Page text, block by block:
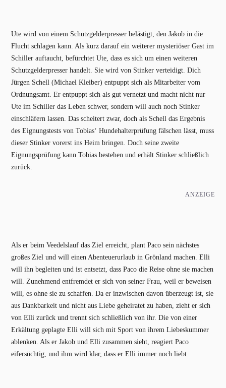
Ute wird von einem Schutzgelderpresser belästigt, den Jakob in die
Flucht schlagen kann. Als kurz darauf ein weiterer mysteriöser Gast im
Schiller auftaucht, befürchtet Ute, dass es sich um einen weiteren
Schutzgelderpresser handelt. Sie wird von Stinker verteidigt. Dich
Jürgen Schell (Michael Kleiber) entpuppt sich als Mitarbeiter vom
Ordnungsamt. Er entpuppt sich als gut vernetzt und macht nicht nur
Ute im Schiller das Leben schwer, sondern will auch noch Stinker
einschläfern lassen. Das scheitert zwar, doch als Schell das Ergebnis
des Eignungstests von Tobias‘ Hundehalterprüfung fälschen lässt, muss
dieser Stinker vorerst ins Heim bringen. Doch seine zweite
Eignungsprüfung kann Tobias bestehen und erhält Stinker schließlich
zurück.
ANZEIGE
Als er beim Veedelslauf das Ziel erreicht, plant Paco sein nächstes
großes Ziel und will einen Abenteuerurlaub in Grönland machen. Elli
will ihn begleiten und ist entsetzt, dass Paco die Reise ohne sie machen
will. Zunehmend entfremdet er sich von seiner Frau, weil er beweisen
will, es ohne sie zu schaffen. Da er inzwischen davon überzeugt ist, sie
aus Dankbarkeit und nicht aus Liebe geheiratet zu haben, zieht er sich
von Elli zurück und trennt sich schließlich von ihr. Die von einer
Erkältung geplagte Elli will sich mit Sport von ihrem Liebeskummer
ablenken. Als er Jakob und Elli zusammen sieht, reagiert Paco
eifersüchtig, und ihm wird klar, dass er Elli immer noch liebt.